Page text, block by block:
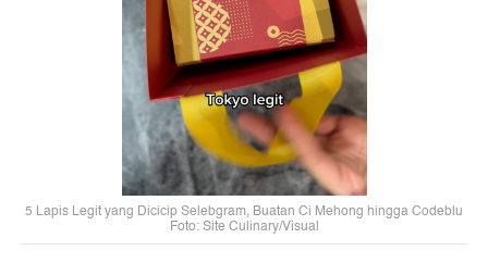
5 Lapis Legit yang Dicicip Selebgram, Buatan Ci Mehong hingga Codeblu
Foto: Site Culinary/Visual